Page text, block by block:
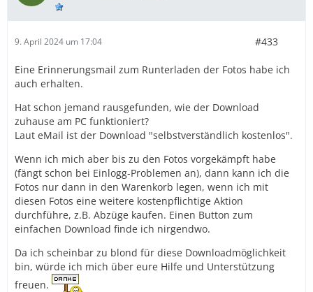
9. April 2024 um 17:04 #433
Eine Erinnerungsmail zum Runterladen der Fotos habe ich
auch erhalten.
Hat schon jemand rausgefunden, wie der Download
zuhause am PC funktioniert?
Laut eMail ist der Download "selbstverständlich kostenlos".
Wenn ich mich aber bis zu den Fotos vorgekämpft habe
(fängt schon bei Einlogg-Problemen an), dann kann ich die
Fotos nur dann in den Warenkorb legen, wenn ich mit
diesen Fotos eine weitere kostenpflichtige Aktion
durchführe, z.B. Abzüge kaufen. Einen Button zum
einfachen Download finde ich nirgendwo.
Da ich scheinbar zu blond für diese Downloadmöglichkeit
bin, würde ich mich über eure Hilfe und Unterstützung
freuen.